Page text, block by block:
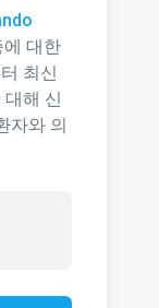
에 대한
최신
해 신
자와 의